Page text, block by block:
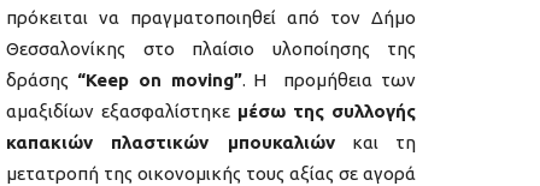
πρόκειται να πραγματοποιηθεί από τον Δήμο
Θεσσαλονίκης στο πλαίσιο υλοποίησης της
δράσης “Keep on moving”. Η προμήθεια των
αμαξιδίων εξασφαλίστηκε μέσω της συλλογής
καπακιών πλαστικών μπουκαλιώνκαι τη
μετατροπή της οικονομικής τους αξίας σε αγορά